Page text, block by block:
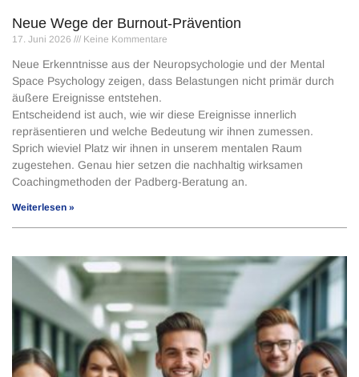
Neue Wege der Burnout-Prävention
17. Juni 2026 Keine Kommentare
Neue Erkenntnisse aus der Neuropsychologie und der Mental
Space Psychology zeigen, dass Belastungen nicht primär durch
äußere Ereignisse entstehen.
Entscheidend ist auch, wie wir diese Ereignisse innerlich
repräsentieren und welche Bedeutung wir ihnen zumessen.
Sprich wieviel Platz wir ihnen in unserem mentalen Raum
zugestehen. Genau hier setzen die nachhaltig wirksamen
Coachingmethoden der Padberg-Beratung an.
Weiterlesen »